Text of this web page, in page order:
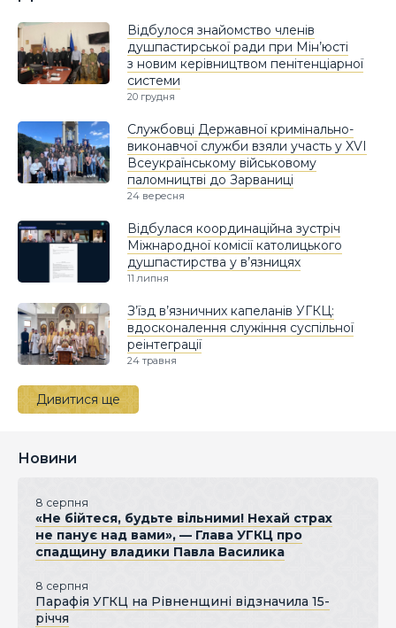
Відбулося знайомство членів
душпастирської ради при Мін’юсті
з новим керівництвом пенітенціарної
системи
20 грудня
Службовці Державної кримінально-
виконавчої служби взяли участь у XVI
Всеукраїнському військовому
паломництві до Зарваниці
24 вересня
Відбулася координаційна зустріч
Міжнародної комісії католицького
душпастирства у в’язницях
11 липня
З’їзд в’язничних капеланів УГКЦ:
вдосконалення служіння суспільної
реінтеграції
24 травня
Дивитися ще
Новини
8 серпня
«Не бійтеся, будьте вільними! Нехай страх
не панує над вами», — Глава УГКЦ про
спадщину владики Павла Василика
8 серпня
Парафія УГКЦ на Рівненщині відзначила 15-
річчя